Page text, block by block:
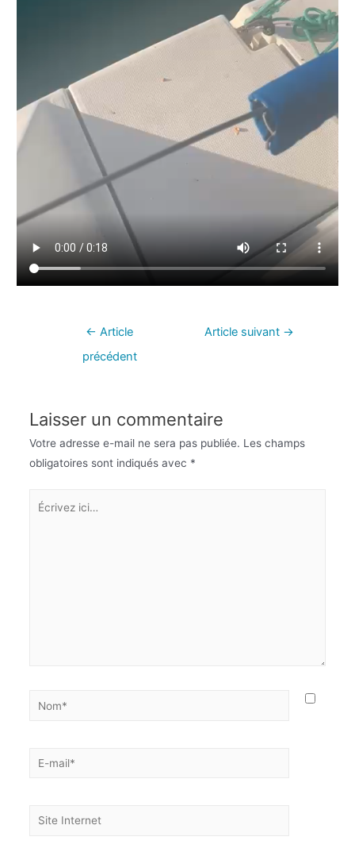
← Article
précédent
Article suivant →
Laisser un commentaire
Votre adresse e-mail ne sera pas publiée. Les champs
obligatoires sont indiqués avec *